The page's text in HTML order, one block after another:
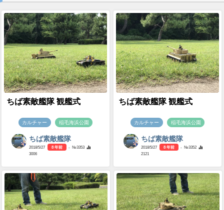
ちば素敵艦隊 観艦式
カルチャー 稲毛海浜公園
ちば素敵艦隊
2018/5/27 8 年前
- №3353
3006
ちば素敵艦隊 観艦式
カルチャー 稲毛海浜公園
ちば素敵艦隊
2018/5/27 8 年前
- №3352
2121